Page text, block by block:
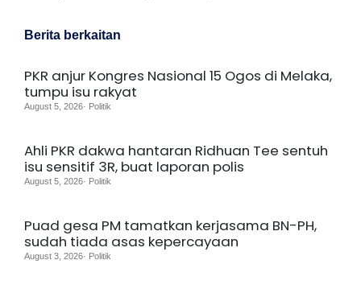
Berita berkaitan
PKR anjur Kongres Nasional 15 Ogos di Melaka,
tumpu isu rakyat
August 5, 2026· Politik
Ahli PKR dakwa hantaran Ridhuan Tee sentuh
isu sensitif 3R, buat laporan polis
August 5, 2026· Politik
Puad gesa PM tamatkan kerjasama BN-PH,
sudah tiada asas kepercayaan
August 3, 2026· Politik